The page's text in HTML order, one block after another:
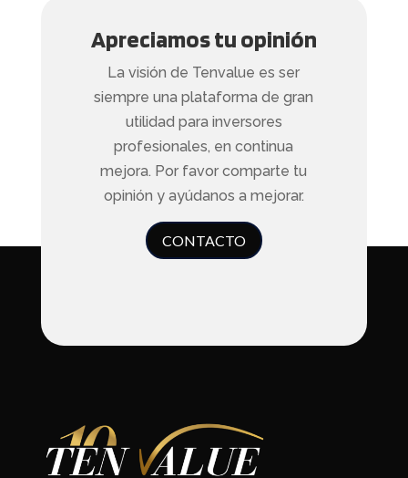
Apreciamos tu opinión
La visión de Tenvalue es ser
siempre una plataforma de gran
utilidad para inversores
profesionales, en continua
mejora. Por favor comparte tu
opinión y ayúdanos a mejorar.
CONTACTO